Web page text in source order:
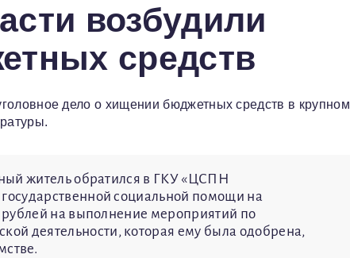
возбудили
средств
дело о хищении бюджетных средств в крупном
житель обратился в ГКУ «ЦСПН
социальной помощи на
рублей на выполнение мероприятий по
деятельности, которая ему была одобрена,